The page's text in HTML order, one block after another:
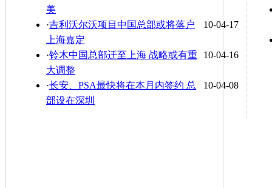
美
10-04-17
·吉利沃尔沃项目中国总部或将落户
上海嘉定
10-04-16
·铃木中国总部迁至上海 战略或有重
大调整
10-04-08
·长安、PSA最快将在本月内签约 总
部设在深圳